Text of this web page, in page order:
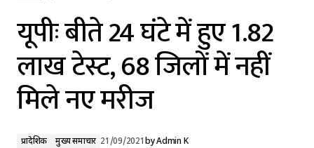
यूपीः बीते 24 घंटे में हुए 1.82
लाख टेस्ट, 68 जिलों में नहीं
मिले नए मरीज
प्रादेशिक मुख्य समाचार 21/09/2021byAdmin K